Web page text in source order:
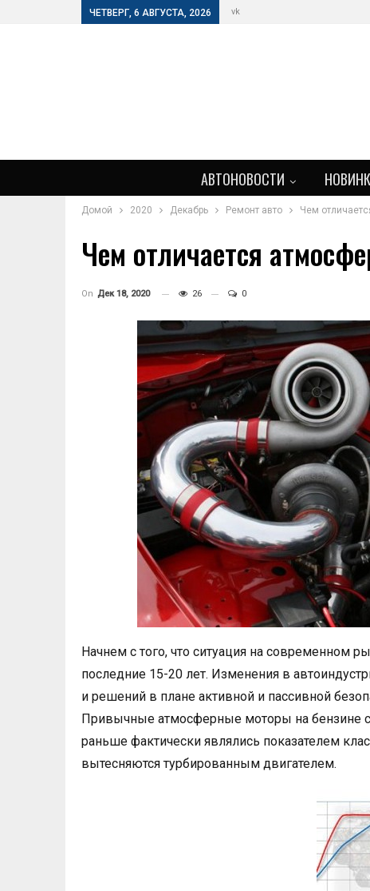
ЧЕТВЕРГ, 6 АВГУСТА, 2026 vk
АВТОНОВОСТИ
Домой 2020 Декабрь Ремонт авто Чем
Чем отличается
On Дек 18, 2020 26 0
Начнем с того, что ситуация на современном
последние 15-20 лет. Изменения в
и решений в плане активной и пассивной
Привычные атмосферные моторы на бензине
раньше фактически являлись показателем
вытесняются турбированным двигателем.